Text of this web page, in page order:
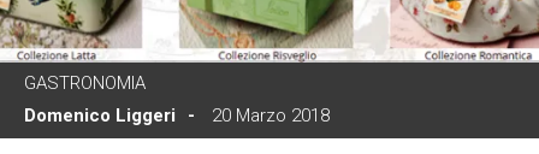
GASTRONOMIA
Domenico Liggeri
20 Marzo 2018